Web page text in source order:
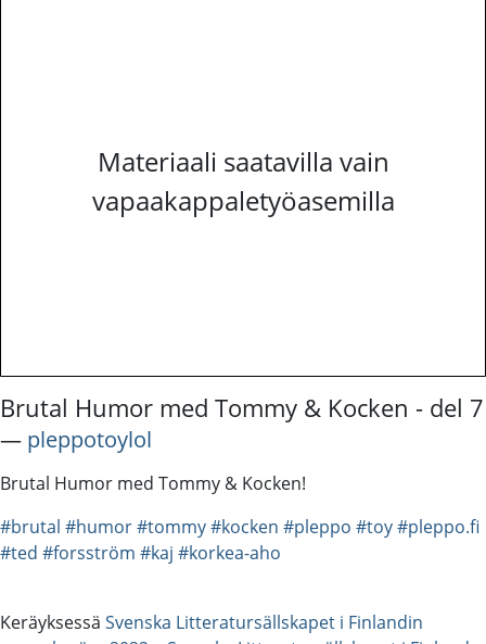
Materiaali saatavilla vain
vapaakappaletyöasemilla
Brutal Humor med Tommy & Kocken - del 7
― pleppotoylol
Brutal Humor med Tommy & Kocken!
#brutal #humor#tommy#kocken #pleppo #toy#pleppo.fi
#ted #forsström #kaj #korkea-aho
Keräyksessä Svenska Litteratursällskapet i Finlandin